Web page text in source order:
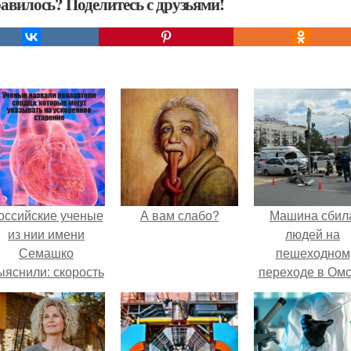
ученые
из нии имени
Семашко
скорость
напрямую
зависит от
сосудов
работы сердца.
А вам слабо?
Машина
людей на
пешеходном
переходе в
пострадали 8
человек.